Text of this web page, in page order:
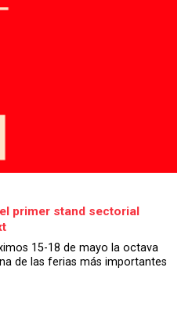
primer stand sectorial
15-18 de mayo la octava
de las ferias más importantes